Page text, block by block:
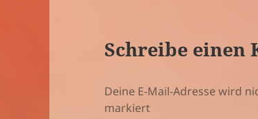
Schreibe einen
Deine E-Mail-Adresse wird
markiert